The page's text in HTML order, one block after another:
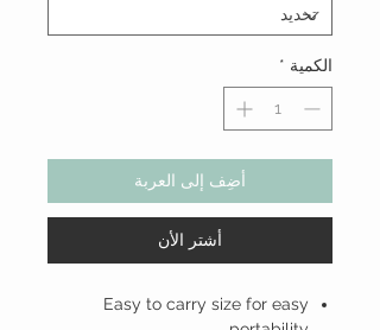
الكمية *
أضِف إلى العربة
أشتر الأن
Easy to carry size for easy